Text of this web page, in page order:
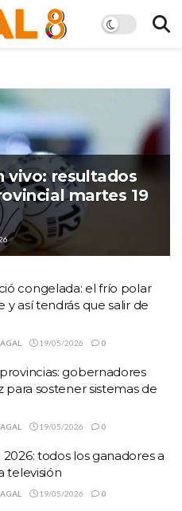
vivo: resultados
martes 19
congelada: el frío polar
y así tendrás que salir de
19/05/2026 0
gobernadores
para sostener sistemas de
19/05/2026 0
todos los ganadores a
televisión
19/05/2026 0